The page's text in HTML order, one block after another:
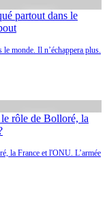
monde. Il n’échappera plus.
la France et l'ONU. L’armée